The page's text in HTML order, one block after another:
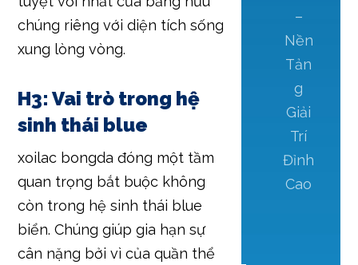
chúng riêng với diện tích sống
xung lòng vòng.
H3: Vai trò trong hệ
sinh thái blue
xoilac bongda đóng một tầm
quan trọng bắt buộc không
còn trong hệ sinh thái blue
biển. Chúng giúp gia hạn sự
cân nặng bởi vì của quần thể
–
Nền
Tản
g
Giải
Trí
Đỉnh
Cao